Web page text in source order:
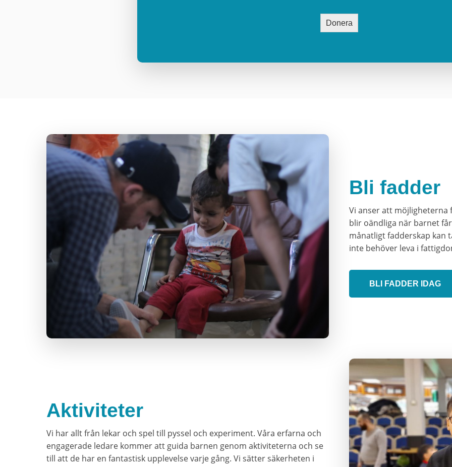
Donera
Bli fadder
Vi anser att
blir oändliga när barnet
månatligt fadderskap kan
inte behöver leva i
BLI FADDER IDAG
Aktiviteter
Vi har allt från lekar och spel till pyssel och experiment. Våra erfarna och
engagerade ledare kommer att guida barnen genom aktiviteterna och se
till att de har en fantastisk upplevelse varje gång. Vi sätter säkerheten i